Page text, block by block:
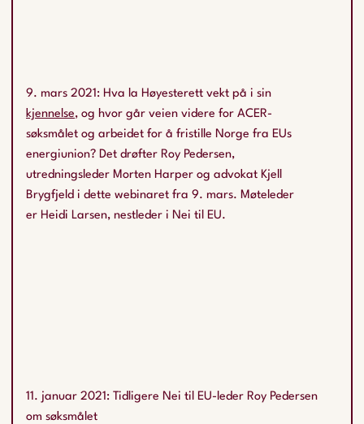
9. mars 2021: Hva la Høyesterett vekt på i sin
kjennelse, og hvor går veien videre for ACER-
søksmålet og arbeidet for å fristille Norge fra EUs
energiunion? Det drøfter Roy Pedersen,
utredningsleder Morten Harper og advokat Kjell
Brygfjeld i dette webinaret fra 9. mars. Møteleder
er Heidi Larsen, nestleder i Nei til EU.
11. januar 2021: Tidligere Nei til EU-leder Roy Pedersen
om søksmålet